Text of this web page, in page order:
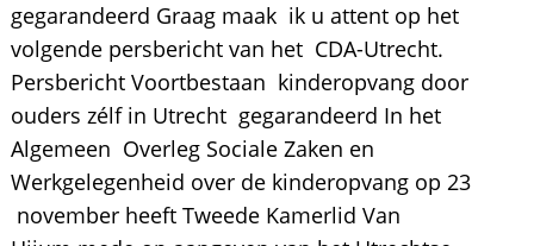
gegarandeerd Graag maak ik u attent op het
volgende persbericht van het CDA-Utrecht.
Persbericht Voortbestaan kinderopvang door
ouders zélf in Utrecht gegarandeerd In het
Algemeen Overleg Sociale Zaken en
Werkgelegenheid over de kinderopvang op 23
november heeft Tweede Kamerlid Van